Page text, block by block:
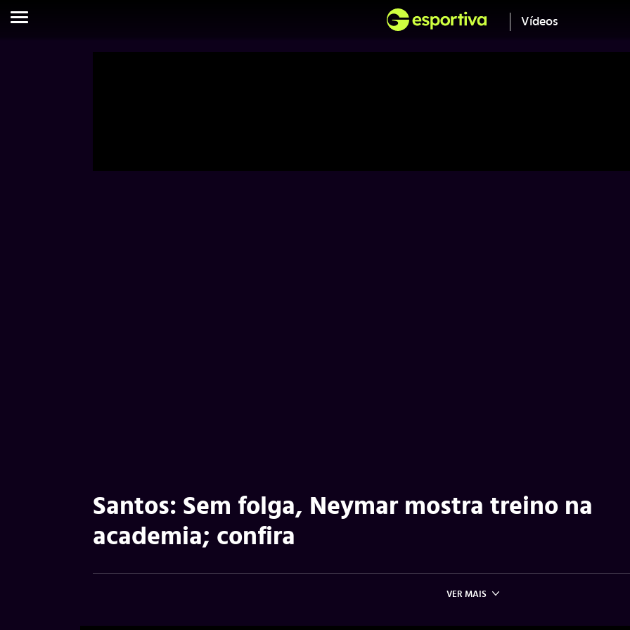
Vídeos
Santos: Sem folga, Neymar mostra treino na
academia; confira
VER MAIS